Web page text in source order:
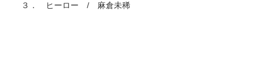
３． ヒーロー / 麻倉未稀